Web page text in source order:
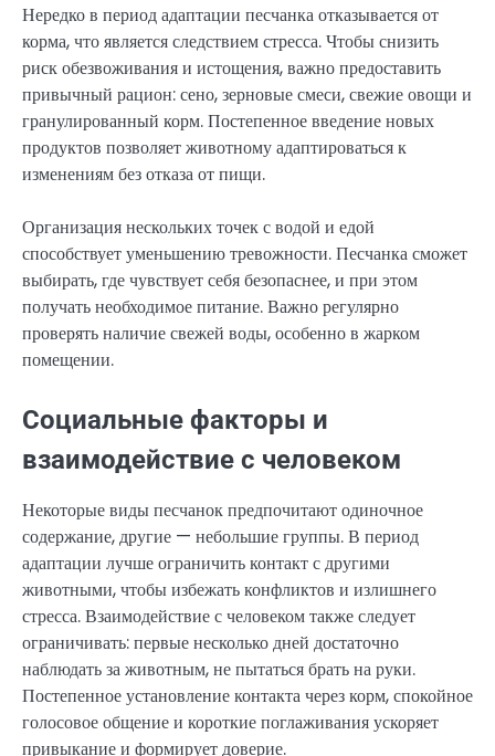
Нередко в период адаптации песчанка отказывается от
корма, что является следствием стресса. Чтобы снизить
риск обезвоживания и истощения, важно предоставить
привычный рацион: сено, зерновые смеси, свежие овощи и
гранулированный корм. Постепенное введение новых
продуктов позволяет животному адаптироваться к
изменениям без отказа от пищи.
Организация нескольких точек с водой и едой
способствует уменьшению тревожности. Песчанка сможет
выбирать, где чувствует себя безопаснее, и при этом
получать необходимое питание. Важно регулярно
проверять наличие свежей воды, особенно в жарком
помещении.
Социальные факторы и
взаимодействие с человеком
Некоторые виды песчанок предпочитают одиночное
содержание, другие — небольшие группы. В период
адаптации лучше ограничить контакт с другими
животными, чтобы избежать конфликтов и излишнего
стресса. Взаимодействие с человеком также следует
ограничивать: первые несколько дней достаточно
наблюдать за животным, не пытаться брать на руки.
Постепенное установление контакта через корм, спокойное
голосовое общение и короткие поглаживания ускоряет
привыкание и формирует доверие.